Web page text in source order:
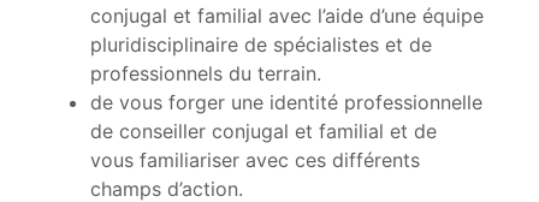
conjugal et familial avec l’aide d’une équipe
pluridisciplinaire de spécialistes et de
professionnels du terrain.
de vous forger une identité professionnelle
de conseiller conjugal et familial et de
vous familiariser avec ces différents
champs d’action.